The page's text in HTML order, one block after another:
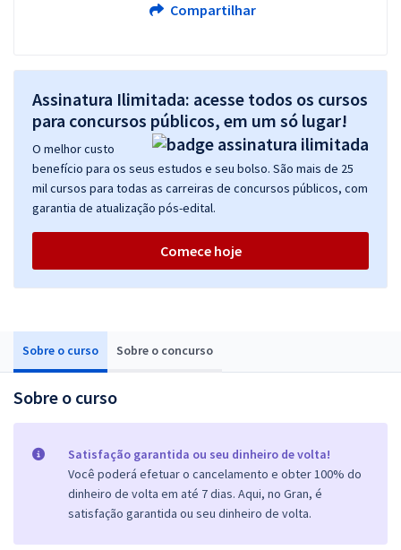
Sobre o curso Sobre o concurso
Sobre o curso
Satisfação garantida ou seu dinheiro de volta!
Você poderá efetuar o cancelamento e obter 100% do
dinheiro de volta em até 7 dias. Aqui, no Gran, é
satisfação garantida ou seu dinheiro de volta.
Compartilhar
Assinatura Ilimitada: acesse todos os cursos
para concursos públicos, em um só lugar!
O melhor custo
benefício para os seus estudos e seu bolso. São mais de 25
mil cursos para todas as carreiras de concursos públicos, com
garantia de atualização pós-edital.
Comece hoje